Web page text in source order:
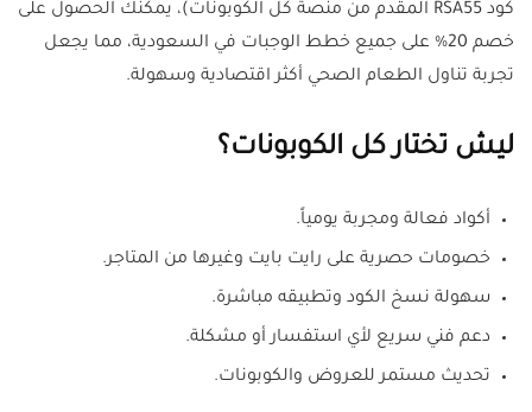
كود RSA55 المقدم من منصة كل الكوبونات)، يمكنك الحصول على
خصم 20% على جميع خطط الوجبات في السعودية، مما يجعل
تجربة تناول الطعام الصحي أكثر اقتصادية وسهولة.
ليش تختار كل الكوبونات؟
أكواد فعالة ومجربة يومياً.
خصومات حصرية على رايت بايت وغيرها من المتاجر.
سهولة نسخ الكود وتطبيقه مباشرة.
دعم فني سريع لأي استفسار أو مشكلة.
تحديث مستمر للعروض والكوبونات.